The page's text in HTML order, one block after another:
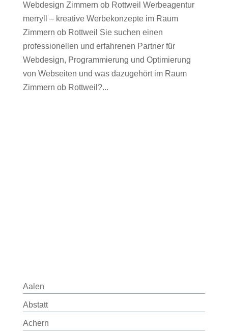
Webdesign Zimmern ob Rottweil Werbeagentur
merryll – kreative Werbekonzepte im Raum
Zimmern ob Rottweil Sie suchen einen
professionellen und erfahrenen Partner für
Webdesign, Programmierung und Optimierung
von Webseiten und was dazugehört im Raum
Zimmern ob Rottweil?...
Aalen
Abstatt
Achern